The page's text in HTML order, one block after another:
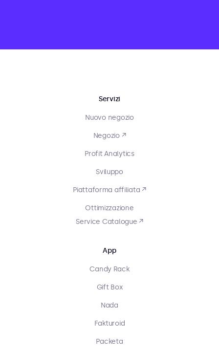
Servizi
Nuovo negozio
Negozio ↗
Profit Analytics
Sviluppo
Piattaforma affiliata ↗
Ottimizzazione
Service Catalogue ↗
App
Candy Rack
Gift Box
Nada
Fakturoid
Packeta